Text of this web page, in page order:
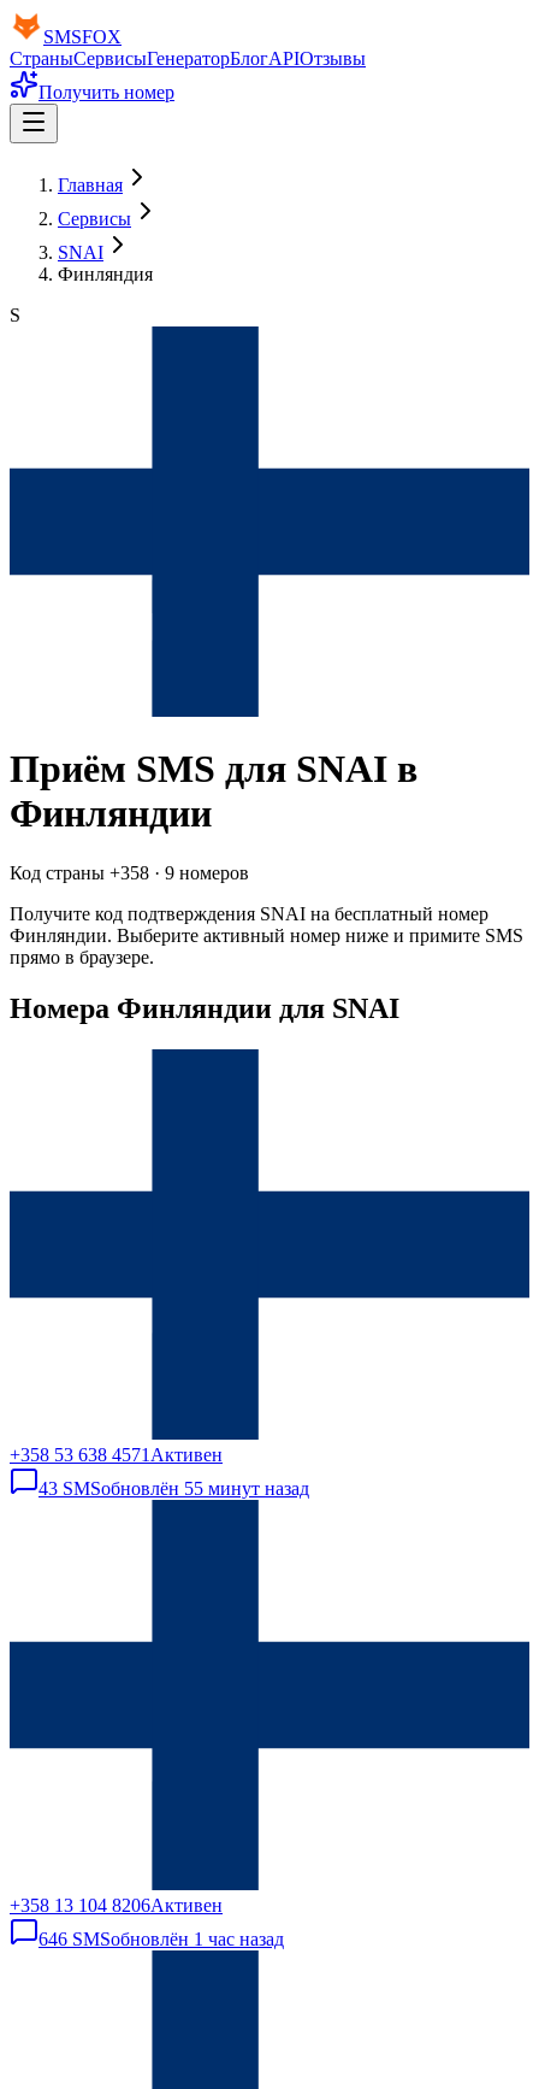
SMSFOX
СтраныСервисыГенераторБлогAPIОтзывы
Получить номер
Главная
Сервисы
SNAI
Финляндия
S
Приём SMS для SNAI в
Финляндии
Код страны +358 · 9 номеров
Получите код подтверждения SNAI на бесплатный номер
Финляндии. Выберите активный номер ниже и примите SMS
прямо в браузере.
Номера Финляндии для SNAI
+358 53 638 4571 Активен
43 SMSобновлён 55 минут назад
+358 13 104 8206Активен
646 SMSобновлён 1 час назад